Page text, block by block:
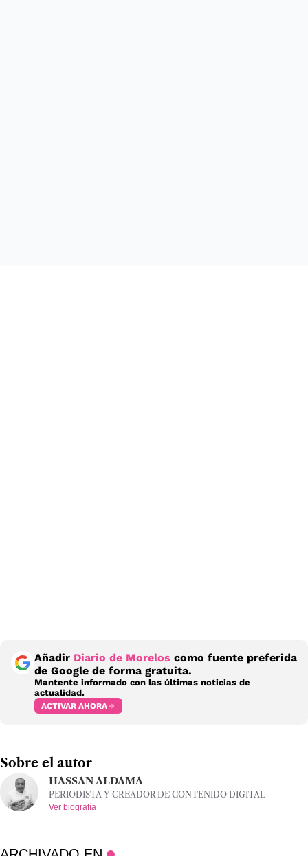
Añadir Diario de Morelos como fuente preferida
de Google de forma gratuita.
Mantente informado con las últimas noticias de
actualidad.
ACTIVAR AHORA
Sobre el autor
HASSAN ALDAMA
PERIODISTA Y CREADOR DE CONTENIDO DIGITAL
Ver biografía